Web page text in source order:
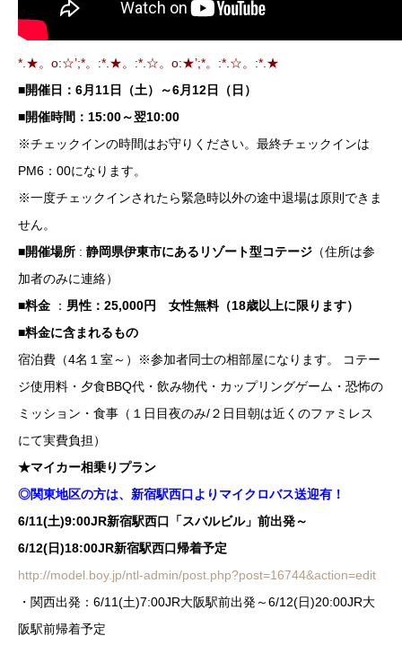
*.★。o:☆’;*。:*.★。:*.☆。o:★’;*。:*.☆。:*.★
■開催日： 6月11日（土）～6月12日（日）
■開催時間：15:00～翌10:00
※チェックインの時間はお守りください。最終チェックインは
PM6：00になります。
※一度チェックインされたら緊急時以外の途中退場は原則できま
せん。
■開催場所 : 静岡県伊東市にあるリゾート型コテージ （住所は参
加者のみに連絡）
■料金 ： 男性：25,000円 女性無料（18歳以上に限ります）
■料金に含まれるもの
宿泊費（4名１室～）※参加者同士の相部屋になります。
コテー
ジ使用料・夕食BBQ代・飲み物代・カップリングゲーム・恐怖の
ミッション・食事（１日目夜のみ/２日目朝は近くのファミレス
にて実費負担）
★マイカー相乗りプラン
◎関東地区の方は、新宿駅西口よりマイクロバス送迎有！
6/11(土)9:00JR新宿駅西口「スバルビル」前出発～
6/12(日)18:00JR新宿駅西口帰着予定
http://model.boy.jp/ntl-admin/post.php?post=16744&action=edit
・関西出発：6/11(土)7:00JR大阪駅前出発～6/12(日)20:00JR大
阪駅前帰着予定